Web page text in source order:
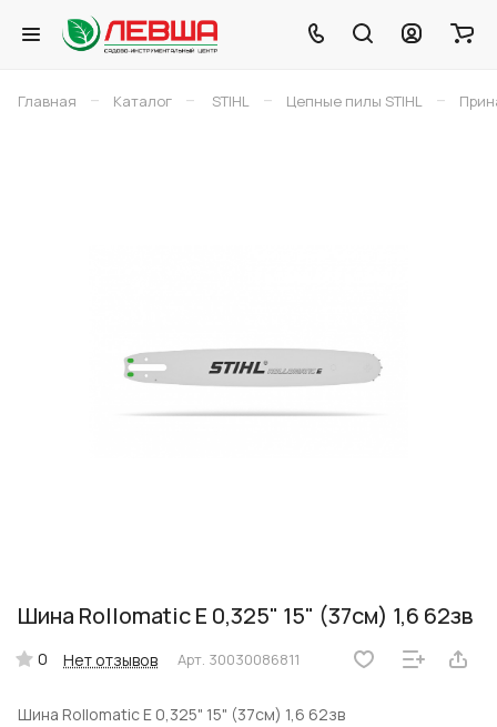
Главная – Каталог – STIHL – Цепные пилы STIHL –
Шина Rollomatic E 0,325" 15" (37см) 1,6 62зв
0 Нет отзывов Арт. 30030086811
Шина Rollomatic E 0,325" 15" (37см) 1,6 62зв